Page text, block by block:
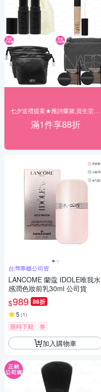
滿1件享88折
台灣專櫃公司貨
LANCOME 蘭蔻 IDOLE唯我水
感潤色妝前乳30ml 公司貨
$989 86折
5 (1)
限時下殺 券
加入購物車